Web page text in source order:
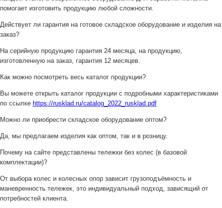
помогает изготовить продукцию любой сложности.
Действует ли гарантия на готовое складское оборудование и изделия на
заказ?
На серийную продукцию гарантия 24 месяца, на продукцию,
изготовленную на заказ, гарантия 12 месяцев.
Как можно посмотреть весь каталог продукции?
Вы можете открыть каталог продукции с подробными характеристиками
по ссылке https://rusklad.ru/catalog_2022_rusklad.pdf
Можно ли приобрести складское оборудование оптом?
Да, мы предлагаем изделия как оптом, так и в розницу.
Почему на сайте представлены тележки без колес (в базовой
комплектации)?
От выбора колес и колесных опор зависит грузоподъёмность и
маневренность тележек, это индивидуальный подход, зависящий от
потребностей клиента.